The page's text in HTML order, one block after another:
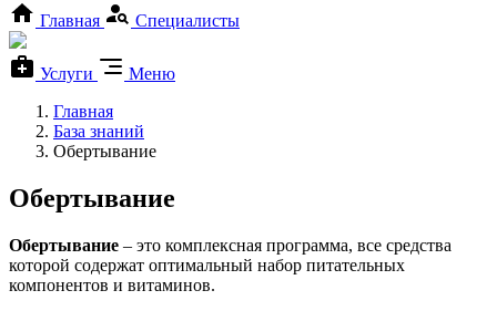
Главная
Специалисты
Услуги
Меню
Главная
База знаний
Обертывание
Обертывание
Обертывание – это комплексная программа, все средства
которой содержат оптимальный набор питательных
компонентов и витаминов.